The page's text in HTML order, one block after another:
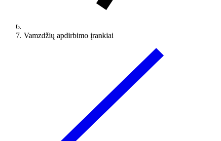
Vamzdžių apdirbimo įrankiai